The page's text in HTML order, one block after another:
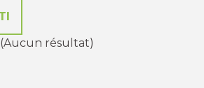
(Aucun résultat)